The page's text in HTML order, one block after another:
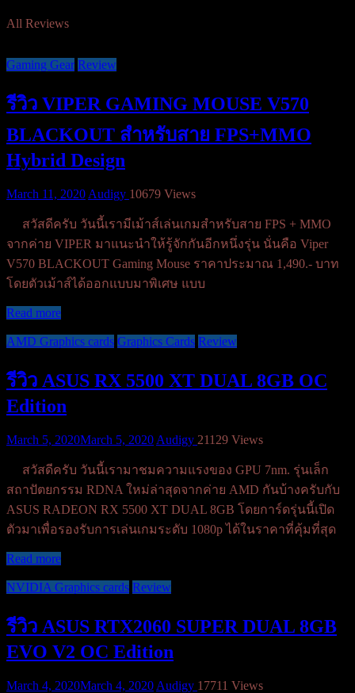
All Reviews
Gaming Gear Review
รีวิว VIPER GAMING MOUSE V570
BLACKOUT สำหรับสาย FPS+MMO
Hybrid Design
March 11, 2020 Audigy 10679 Views
สวัสดีครับ วันนี้เรามีเม้าส์เล่นเกมสำหรับสาย FPS + MMO
จากค่าย VIPER มาแนะนำให้รู้จักกันอีกหนึ่งรุ่น นั่นคือ Viper
V570 BLACKOUT Gaming Mouse ราคาประมาณ 1,490.- บาท
โดยตัวเม้าส์ได้ออกแบบมาพิเศษ แบบ
Read more
AMD Graphics cards Graphics Cards Review
รีวิว ASUS RX 5500 XT DUAL 8GB OC
Edition
March 5, 2020March 5, 2020 Audigy 21129 Views
สวัสดีครับ วันนี้เรามาชมความแรงของ GPU 7nm. รุ่นเล็ก
สถาปัตยกรรม RDNA ใหม่ล่าสุดจากค่าย AMD กันบ้างครับกับ
ASUS RADEON RX 5500 XT DUAL 8GB โดยการ์ดรุ่นนี้เปิด
ตัวมาเพื่อรองรับการเล่นเกมระดับ 1080p ได้ในราคาที่คุ้มที่สุด
Read more
NVIDIA Graphics cards Review
รีวิว ASUS RTX2060 SUPER DUAL 8GB
EVO V2 OC Edition
March 4, 2020March 4, 2020 Audigy 17711 Views